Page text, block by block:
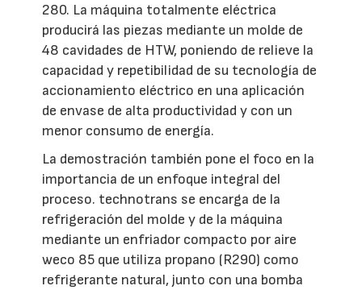
280. La máquina totalmente eléctrica
producirá las piezas mediante un molde de
48 cavidades de HTW, poniendo de relieve la
capacidad y repetibilidad de su tecnología de
accionamiento eléctrico en una aplicación
de envase de alta productividad y con un
menor consumo de energía.
La demostración también pone el foco en la
importancia de un enfoque integral del
proceso. technotrans se encarga de la
refrigeración del molde y de la máquina
mediante un enfriador compacto por aire
weco 85 que utiliza propano (R290) como
refrigerante natural, junto con una bomba